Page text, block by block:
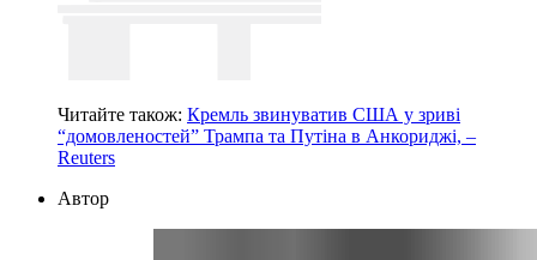
Читайте також: Кремль звинуватив США у зриві
“домовленостей” Трампа та Путіна в Анкориджі, –
Reuters
Автор